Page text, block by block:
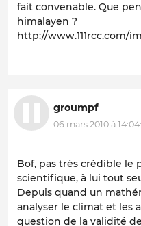
fait convenable. Que
himalayen ?
http://www.111rcc.com/
groumpf
06 mars 2010 à
Bof, pas très crédible
scientifique, à lui tout
Depuis quand un
analyser le climat et les
question de la validité